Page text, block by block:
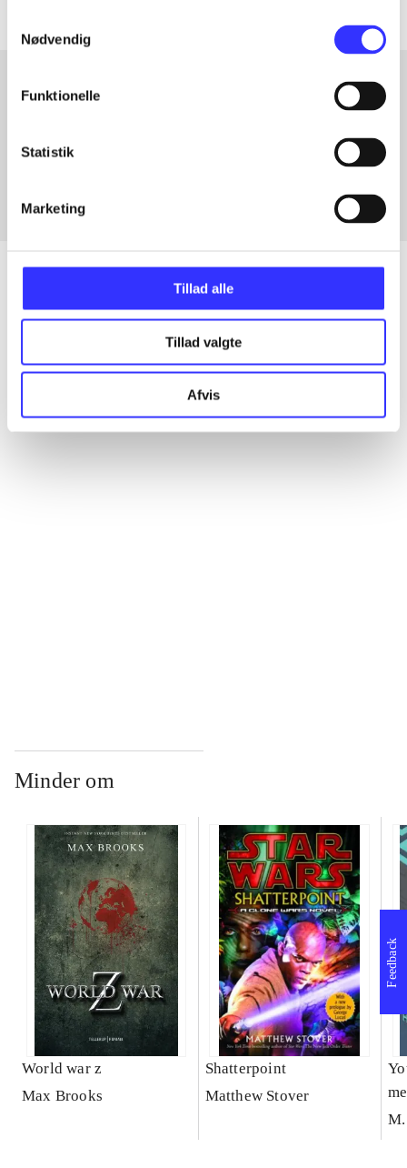
Nødvendig
Funktionelle
Statistik
Marketing
Tillad alle
Tillad valgte
Afvis
Fra
Artikler
Alle registrerede artikler fordelt på udgivelser
Minder om
World war z
Max Brooks
Shatterpoint
Matthew Stover
Feedback